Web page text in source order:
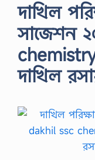
দাখিল
সাজেশন
দাখিল